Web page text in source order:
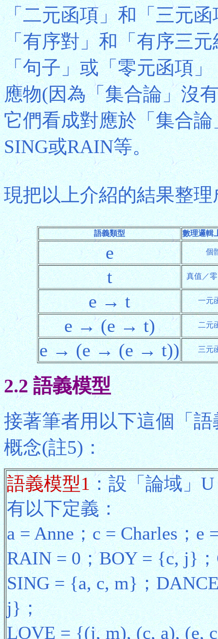
「二元函項」和「三元
「有序對」和「有序三
「句子」或「零元函項
應物(因為「集合論」沒
它們看成對應於「集合
SING或RAIN等。
現把以上介紹的結果整
語義類型 數理邏輯
e 個
t 真值／
e → t 一元
e → (e → t) 二元
e → (e → (e → t)) 三元
2.2 語義模型
接著筆者用以下這個「
概念(註5)：
語義模型1：設「論域」U
有以下定義：
a = Anne；c = Charles；
RAIN = 0；BOY = {c, j}
SING = {a, c, m}；
j}；
LOVE = {(j, m), (c, a), (e,